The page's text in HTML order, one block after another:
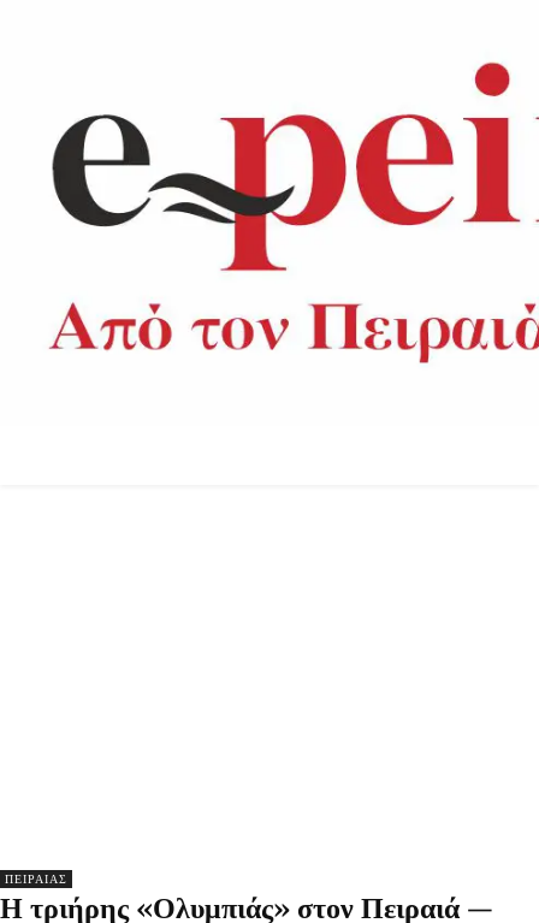
ΠΕΙΡΑΙΑΣ
Η τριήρης «Ολυμπιάς» στον Πειραιά —